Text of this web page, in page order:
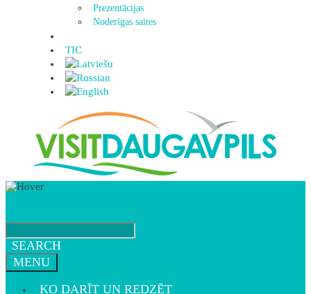
Prezentācijas
Noderīgas saites
TIC
SEARCH
MENU
KO DARĪT UN REDZĒT